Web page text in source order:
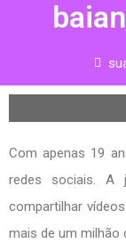
Com apenas 19
redes sociais. A
compartilhar
mais de um milhão